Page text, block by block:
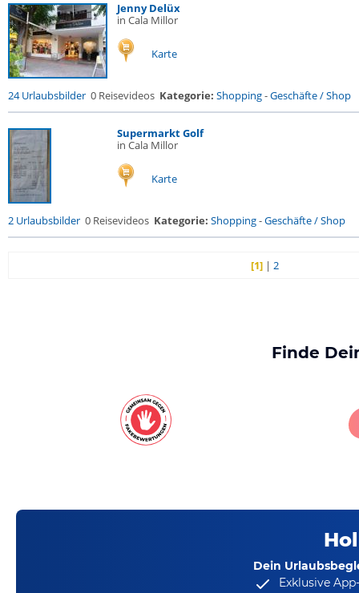
Jenny Delüx
in Cala Millor
Karte
24 Urlaubsbilder 0 Reisevideos Kategorie: Shopping-Geschäfte / Shop
Supermarkt Golf
in Cala Millor
Karte
2 Urlaubsbilder 0 Reisevideos Kategorie: Shopping-Geschäfte / Shop
[1] |2
Finde
Dein
Exklusive